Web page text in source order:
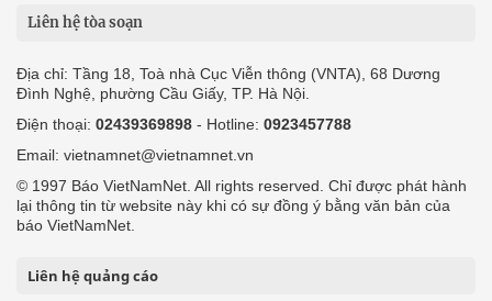
Liên hệ tòa soạn
Địa chỉ: Tầng 18, Toà nhà Cục Viễn thông (VNTA), 68 Dương
Đình Nghệ, phường Cầu Giấy, TP. Hà Nội.
Điện thoại: 02439369898 - Hotline: 0923457788
Email: vietnamnet@vietnamnet.vn
© 1997 Báo VietNamNet. All rights reserved. Chỉ được phát hành
lại thông tin từ website này khi có sự đồng ý bằng văn bản của
báo VietNamNet.
Liên hệ quảng cáo